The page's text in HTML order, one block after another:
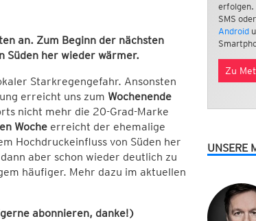
an. Zum Beginn der nächsten
Süden her wieder wärmer.
Starkregengefahr. Ansonsten
erreicht uns zum Wochenende
nicht mehr die 20-Grad-Marke
Woche erreicht der ehemalige
Hochdruckeinfluss von Süden her
aber schon wieder deutlich zu
häufiger. Mehr dazu im aktuellen
abonnieren, danke!)
erfolgen.
SMS
Android
Zu
UNSERE